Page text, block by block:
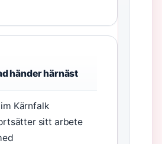
händer härnäst
Kärnfalk
sitt arbete